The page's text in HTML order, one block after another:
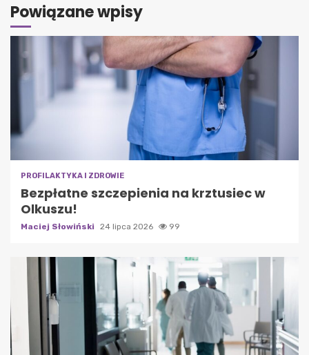
Powiązane wpisy
PROFILAKTYKA I ZDROWIE
Bezpłatne szczepienia na krztusiec w
Olkuszu!
Maciej Słowiński 24 lipca 2026 99